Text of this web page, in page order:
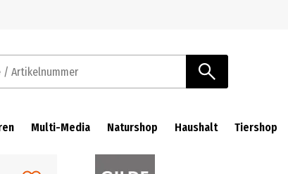
Multi-Media Naturshop Haushalt Tiershop